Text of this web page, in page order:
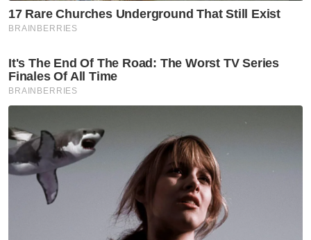
meninggal dunia di lokasi," katanya dalam
kenyataan pada Sabtu.
Menurutnya,mayat penunggang motosikal
telah dihantar ke Jabatan Forensik Hospital
Rembau untuk tindakan lanjut.
Tambahnya, pemandu van tidak cedera dan
telah ditahan untuk siasatan lanjut.
Artikel Berkaitan:
Penunggang motosikal maut rempuh kereta di
simpang lampu isyarat
Tak sangka anak pula jadi mangsa rempuhan